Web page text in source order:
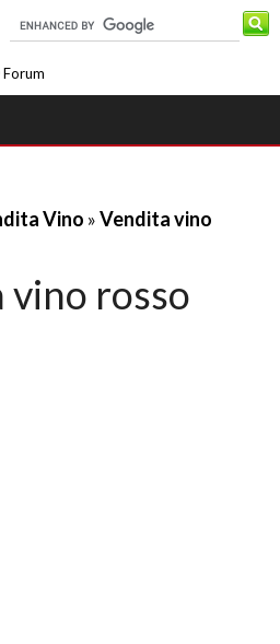
Forum
Vino »Vendita vino
vino rosso